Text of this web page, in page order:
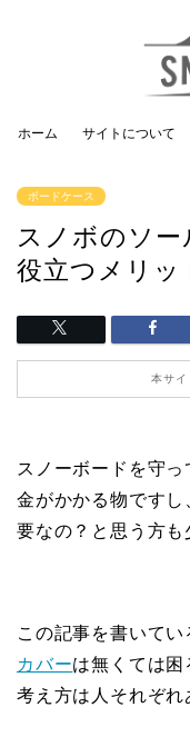
ホーム サイトについて
ボードケース
スノボのソー
役立つメリッ
本サ
スノーボードを守
金がかかる物です
要なの？と思う方も
この記事を書いてい
カバーは無くては困
考え方は人それぞれ